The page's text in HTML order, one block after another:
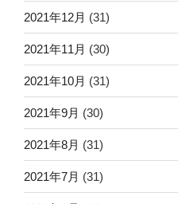
2021年12月 (31)
2021年11月 (30)
2021年10月 (31)
2021年9月 (30)
2021年8月 (31)
2021年7月 (31)